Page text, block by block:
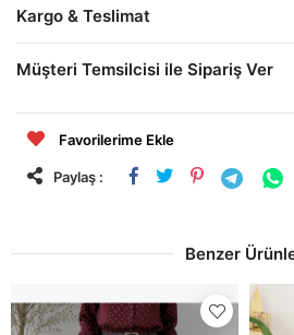
Kargo & Teslimat
Müşteri Temsilcisi ile Sipariş Ver
Favorilerime Ekle
Paylaş :
Benzer